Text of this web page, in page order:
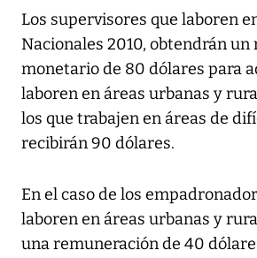
Los supervisores que laboren
Nacionales 2010, obtendrán
monetario de 80 dólares para
laboren en áreas urbanas y
los que trabajen en áreas de
recibirán 90 dólares.
En el caso de los
laboren en áreas urbanas y
una remuneración de 40